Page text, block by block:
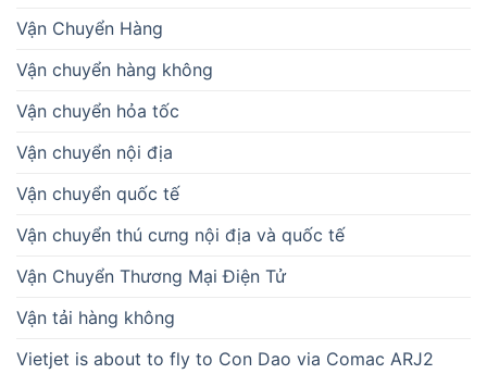
Vận Chuyển Hàng
Vận chuyển hàng không
Vận chuyển hỏa tốc
Vận chuyển nội địa
Vận chuyển quốc tế
Vận chuyển thú cưng nội địa và quốc tế
Vận Chuyển Thương Mại Điện Tử
Vận tải hàng không
Vietjet is about to fly to Con Dao via Comac ARJ2